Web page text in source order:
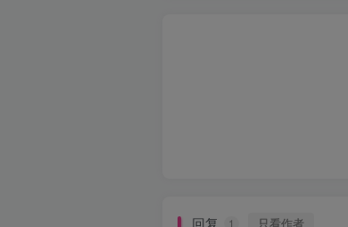
1 只看作者